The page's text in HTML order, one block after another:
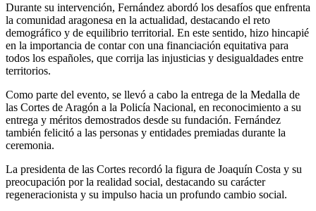
Durante su intervención, Fernández abordó los desafíos que enfrenta
la comunidad aragonesa en la actualidad, destacando el reto
demográfico y de equilibrio territorial. En este sentido, hizo hincapié
en la importancia de contar con una financiación equitativa para
todos los españoles, que corrija las injusticias y desigualdades entre
territorios.
Como parte del evento, se llevó a cabo la entrega de la Medalla de
las Cortes de Aragón a la Policía Nacional, en reconocimiento a su
entrega y méritos demostrados desde su fundación. Fernández
también felicitó a las personas y entidades premiadas durante la
ceremonia.
La presidenta de las Cortes recordó la figura de Joaquín Costa y su
preocupación por la realidad social, destacando su carácter
regeneracionista y su impulso hacia un profundo cambio social.